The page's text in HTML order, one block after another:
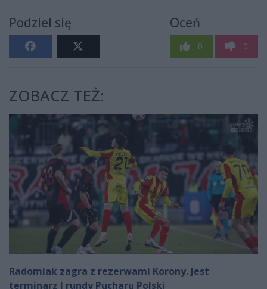
Podziel się Oceń
0 0
ZOBACZ TEŻ:
Radomiak zagra z rezerwami Korony. Jest
terminarz I rundy Pucharu Polski